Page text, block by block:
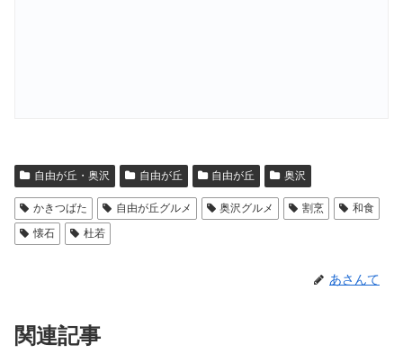
自由が丘・奥沢 自由が丘 自由が丘 奥沢
かきつばた 自由が丘グルメ 奥沢グルメ 割烹
和食
懐石
杜若
あさんて
関連記事